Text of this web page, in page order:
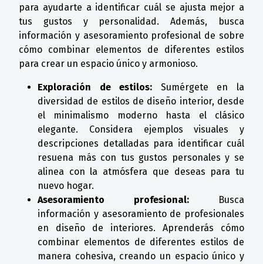
para ayudarte a identificar cuál se ajusta mejor a
tus gustos y personalidad. Además, busca
información y asesoramiento profesional de sobre
cómo combinar elementos de diferentes estilos
para crear un espacio único y armonioso.
Exploración de estilos: Sumérgete en la
diversidad de estilos de diseño interior, desde
el minimalismo moderno hasta el clásico
elegante. Considera ejemplos visuales y
descripciones detalladas para identificar cuál
resuena más con tus gustos personales y se
alinea con la atmósfera que deseas para tu
nuevo hogar.
Asesoramiento profesional:
Busca
información y asesoramiento de profesionales
en diseño de interiores. Aprenderás cómo
combinar elementos de diferentes estilos de
manera cohesiva, creando un espacio único y